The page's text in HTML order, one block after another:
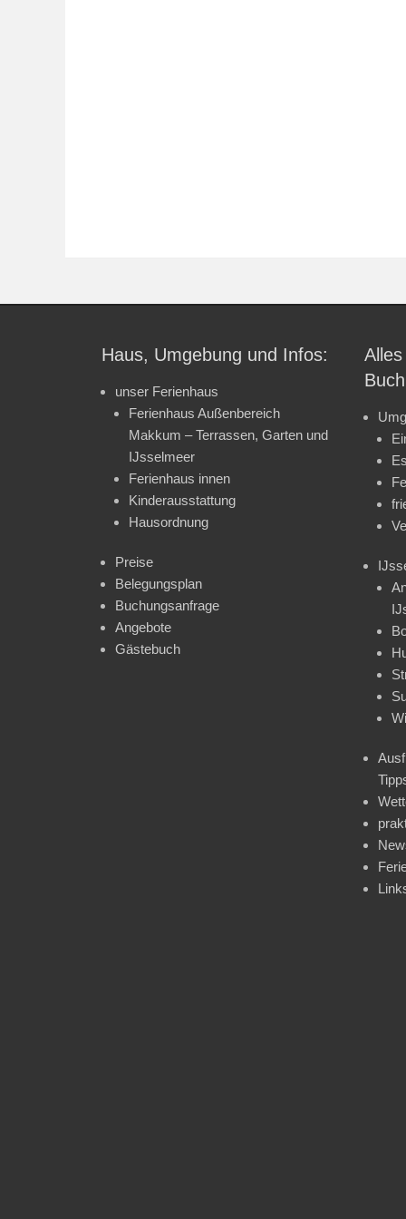
Haus, Umgebung und Infos:
unser Ferienhaus
Ferienhaus Außenbereich
Makkum – Terrassen, Garten und
IJsselmeer
Ferienhaus innen
Kinderausstattung
Hausordnung
Preise
Belegungsplan
Buchungsanfrage
Angebote
Gästebuch